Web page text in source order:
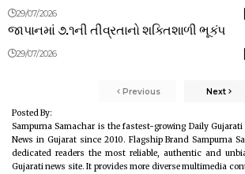
29/07/2026
જાપાનમાં ૭.૧ની તીવ્રતાનો શક્તિશાળી ભૂકંપ
29/07/2026
Previous Next
Posted By:
Sampurna Samachar is the fastest-growing Daily Gujarati
News in Gujarat since 2010. Flagship Brand Sampurna
dedicated readers the most reliable, authentic and
Gujarati news site. It provides more diverse multimedia